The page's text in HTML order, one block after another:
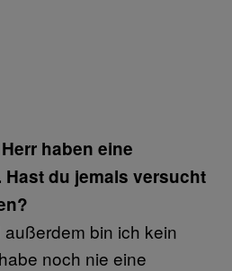
haben eine
du jemals versucht
bin ich kein
noch nie eine